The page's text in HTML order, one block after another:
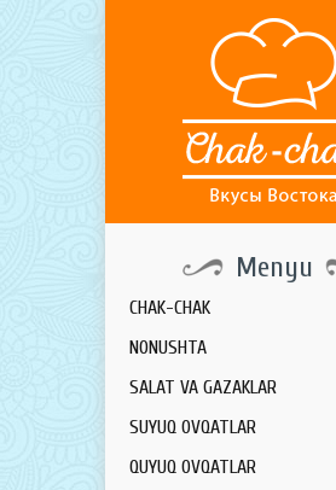
Menyu
CHAK-CHAK
NONUSHTA
SALAT VA GAZAKLAR
SUYUQ OVQATLAR
QUYUQ OVQATLAR